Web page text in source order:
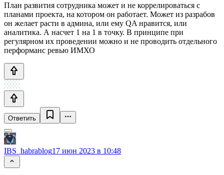
План развития сотрудника может и не коррелироваться с
планами проекта, на котором он работает. Может из разрабов
он желает расти в админа, или ему QA нравится, или
аналитика. А насчет 1 на 1 в точку. В принципе при
регулярном их проведении можно и не проводить отдельного
перформанс ревью ИМХО
Ответить
IBS_habrablog17 июн 2023 в 10:48